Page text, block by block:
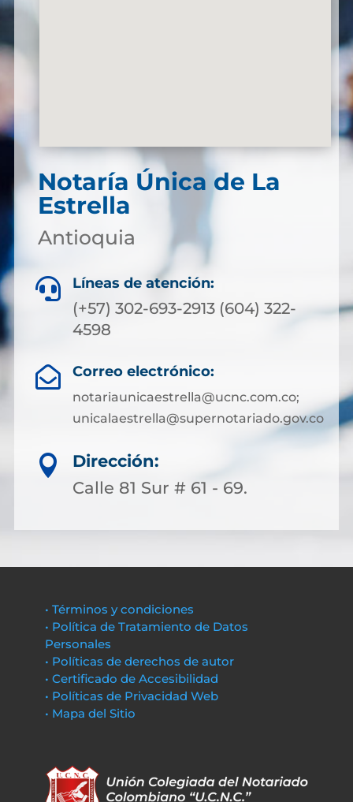
Notaría Única de La
Estrella
Antioquia
 Líneas de atención:
(+57) 302-693-2913 (604) 322-
4598
 Correo electrónico:
notariaunicaestrella@ucnc.com.co;
unicalaestrella@supernotariado.gov.co

Dirección:
Calle 81 Sur # 61 - 69.
• Términos y condiciones
• Política de Tratamiento de Datos
Personales
• Políticas de derechos de autor
• Certificado de Accesibilidad
• Políticas de Privacidad Web
• Mapa del Sitio